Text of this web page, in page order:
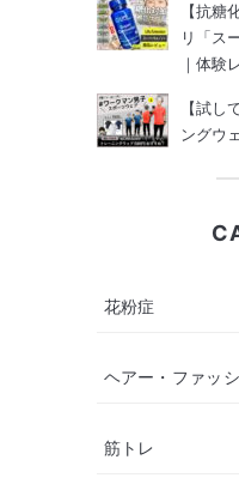
【抗
リ「ス
｜体験
【試し
ングウ
花粉症
ヘアー・ファッ
筋トレ